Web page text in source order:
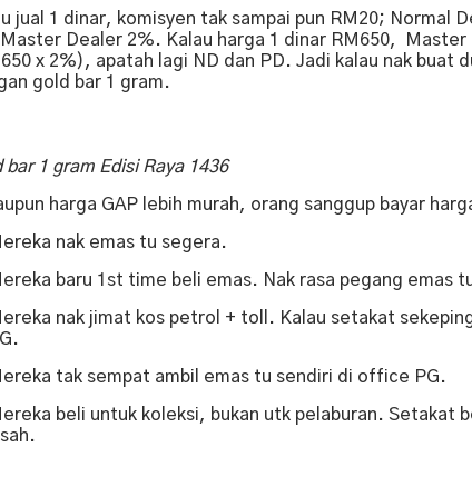
jual 1 dinar, komisyen tak sampai pun RM20; Normal
Dealer 2%. Kalau harga 1 dinar RM650, Master
x 2%), apatah lagi ND dan PD. Jadi kalau nak buat
gold bar 1 gram.
bar 1 gram Edisi Raya 1436
harga GAP lebih murah, orang sanggup bayar
nak emas tu segera.
baru 1st time beli emas. Nak rasa pegang emas
nak jimat kos petrol + toll. Kalau setakat
tak sempat ambil emas tu sendiri di office PG.
beli untuk koleksi, bukan utk pelaburan. Setakat